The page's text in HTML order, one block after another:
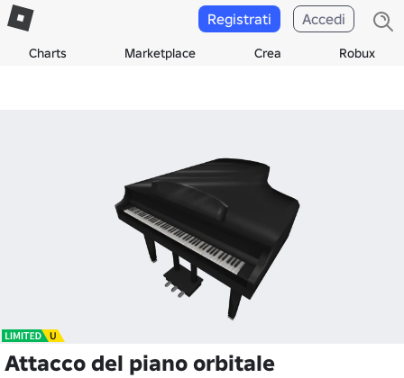
Charts Marketplace Crea Robux
Registrati Accedi
Attacco del piano orbitale